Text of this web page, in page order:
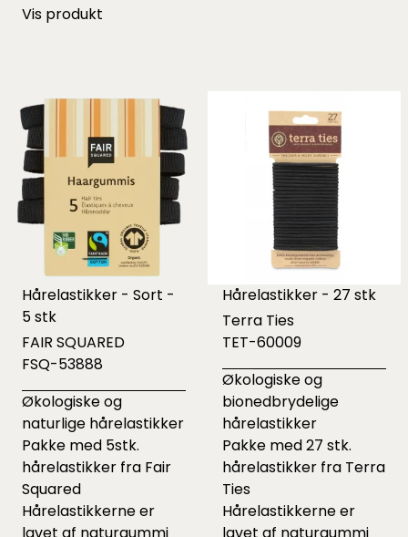
Vis produkt
Hårelastikker - Sort -
5 stk
FAIR SQUARED
FSQ-53888
Økologiske og
naturlige hårelastikker
Pakke med 5stk.
hårelastikker fra Fair
Squared
Hårelastikkerne er
lavet af naturgummi
Hårelastikker - 27 stk
Terra Ties
TET-60009
Økologiske og
bionedbrydelige
hårelastikker
Pakke med 27 stk.
hårelastikker fra Terra
Ties
Hårelastikkerne er
lavet af naturgummi